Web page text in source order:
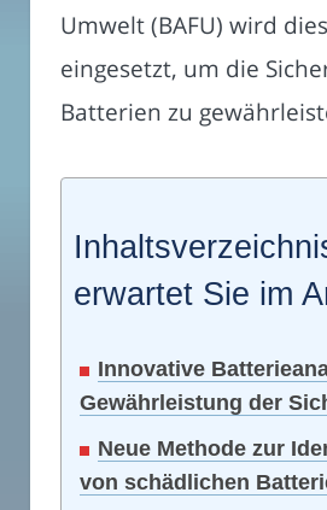
Umwelt (BAFU) wird
eingesetzt, um die
Batterien zu
erwartet Sie im
Innovative
Gewährleistung der
Neue Methode zur
von schädlichen